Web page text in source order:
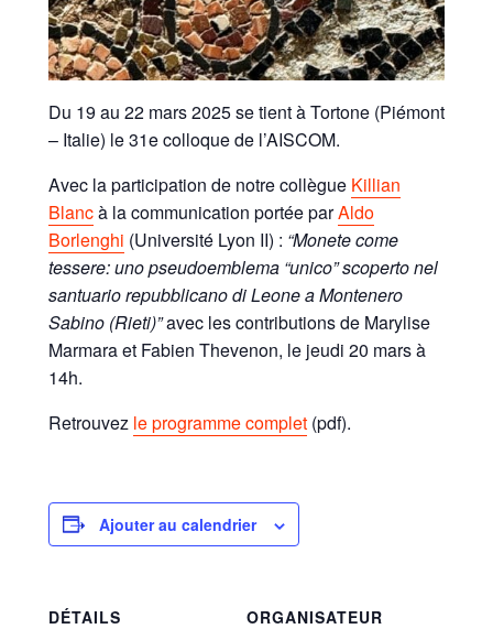
Du 19 au 22 mars 2025 se tient à Tortone (Piémont
– Italie) le 31e colloque de l’AISCOM.
Avec la participation de notre collègue Killian
Blancà la communication portée parAldo
Borlenghi (Université Lyon II) : “Monete come
tessere: uno pseudoemblema “unico” scoperto nel
santuariorepubblicano di Leone a Montenero
Sabino (Rieti)”avec les contributions de Marylise
Marmara et Fabien Thevenon, le jeudi 20 mars à
14h.
Retrouvez le programme complet (pdf).
Ajouter au calendrier
DÉTAILS
ORGANISATEUR